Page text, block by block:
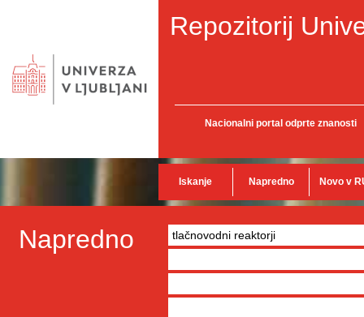
Repozitorij
Nacionalni portal odprte znanosti
Iskanje Napredno Novo v
Napredno